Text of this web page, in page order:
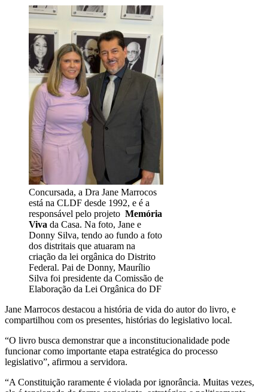
Concursada, a Dra Jane Marrocos
está na CLDF desde 1992, e é a
responsável pelo projeto Memória
Viva da Casa. Na foto, Jane e
Donny Silva, tendo ao fundo a foto
dos distritais que atuaram na
criação da lei orgânica do Distrito
Federal. Pai de Donny, Maurílio
Silva foi presidente da Comissão de
Elaboração da Lei Orgânica do DF
Jane Marrocos destacou a história de vida do autor do livro, e
compartilhou com os presentes, histórias do legislativo local.
“O livro busca demonstrar que a inconstitucionalidade pode
funcionar como importante etapa estratégica do processo
legislativo”, afirmou a servidora.
“A Constituição raramente é violada por ignorância. Muitas vezes,